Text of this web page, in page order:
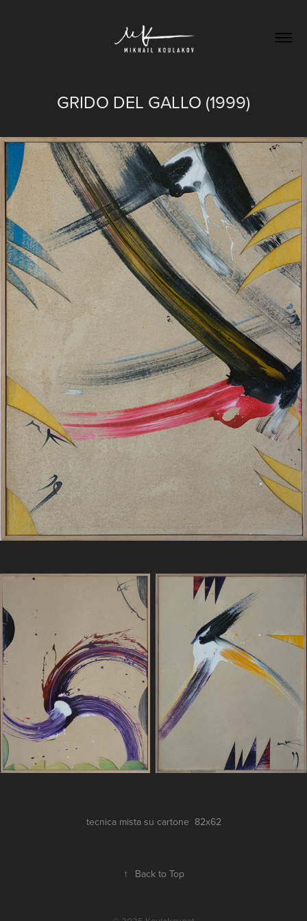
GRIDO DEL GALLO (1999)
tecnica mista su cartone 82x62
↑ Back to Top